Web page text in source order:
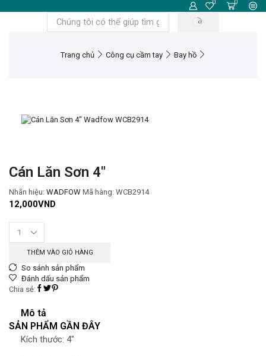
0 0
Trang chủ Công cụ cầm tay Bay hồ
Cán Lăn Sơn 4″
Nhãn hiệu: WADFOW Mã hàng: WCB2914
12,000VND
THÊM VÀO GIỎ HÀNG
So sánh sản phẩm
Đánh dấu sản phẩm
Chia sẻ:
Mô tả
SẢN PHẨM GẦN ĐÂY
Kích thước: 4″